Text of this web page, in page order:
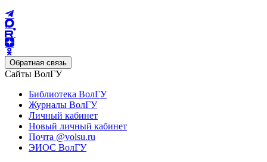
Обратная связь
Сайты ВолГУ
Библиотека ВолГУ
Журналы ВолГУ
Личный кабинет
Новый личный кабинет
Почта @volsu.ru
ЭИОС ВолГУ